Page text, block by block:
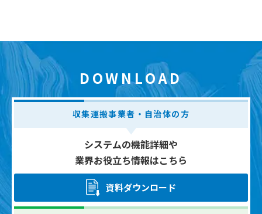
DOWNLOAD
収集運搬事業者・自治体の方
システムの機能詳細や
業界お役立ち情報はこちら
資料ダウンロード